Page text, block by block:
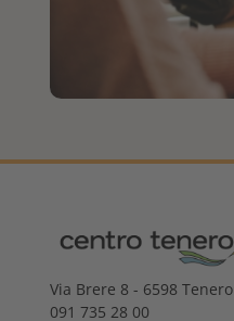
Via Brere 8 - 6598 Tenero
091 735 28 00